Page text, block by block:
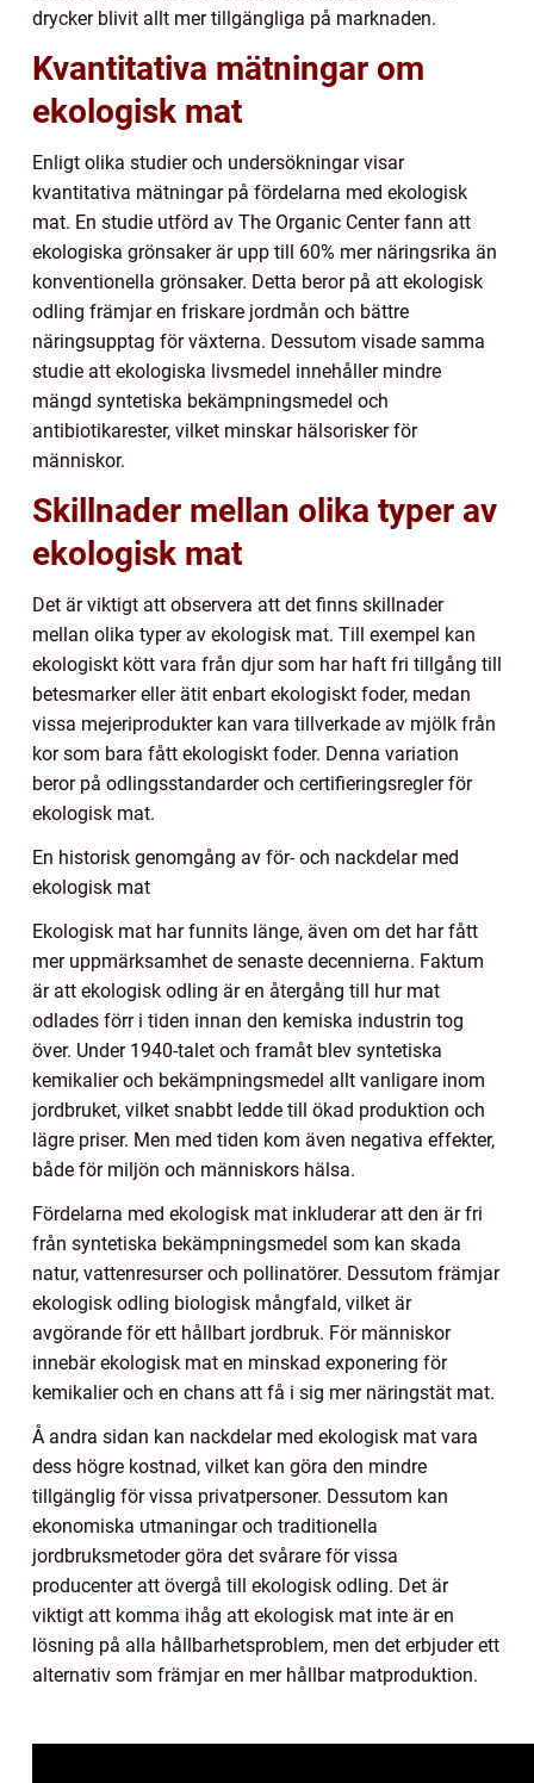
drycker blivit allt mer tillgängliga på marknaden.
Kvantitativa mätningar om
ekologisk mat
Enligt olika studier och undersökningar visar
kvantitativa mätningar på fördelarna med ekologisk
mat. En studie utförd av The Organic Center fann att
ekologiska grönsaker är upp till 60% mer näringsrika än
konventionella grönsaker. Detta beror på att ekologisk
odling främjar en friskare jordmån och bättre
näringsupptag för växterna. Dessutom visade samma
studie att ekologiska livsmedel innehåller mindre
mängd syntetiska bekämpningsmedel och
antibiotikarester, vilket minskar hälsorisker för
människor.
Skillnader mellan olika typer av
ekologisk mat
Det är viktigt att observera att det finns skillnader
mellan olika typer av ekologisk mat. Till exempel kan
ekologiskt kött vara från djur som har haft fri tillgång till
betesmarker eller ätit enbart ekologiskt foder, medan
vissa mejeriprodukter kan vara tillverkade av mjölk från
kor som bara fått ekologiskt foder. Denna variation
beror på odlingsstandarder och certifieringsregler för
ekologisk mat.
En historisk genomgång av för- och nackdelar med
ekologisk mat
Ekologisk mat har funnits länge, även om det har fått
mer uppmärksamhet de senaste decennierna. Faktum
är att ekologisk odling är en återgång till hur mat
odlades förr i tiden innan den kemiska industrin tog
över. Under 1940-talet och framåt blev syntetiska
kemikalier och bekämpningsmedel allt vanligare inom
jordbruket, vilket snabbt ledde till ökad produktion och
lägre priser. Men med tiden kom även negativa effekter,
både för miljön och människors hälsa.
Fördelarna med ekologisk mat inkluderar att den är fri
från syntetiska bekämpningsmedel som kan skada
natur, vattenresurser och pollinatörer. Dessutom främjar
ekologisk odling biologisk mångfald, vilket är
avgörande för ett hållbart jordbruk. För människor
innebär ekologisk mat en minskad exponering för
kemikalier och en chans att få i sig mer näringstät mat.
Å andra sidan kan nackdelar med ekologisk mat vara
dess högre kostnad, vilket kan göra den mindre
tillgänglig för vissa privatpersoner. Dessutom kan
ekonomiska utmaningar och traditionella
jordbruksmetoder göra det svårare för vissa
producenter att övergå till ekologisk odling. Det är
viktigt att komma ihåg att ekologisk mat inte är en
lösning på alla hållbarhetsproblem, men det erbjuder ett
alternativ som främjar en mer hållbar matproduktion.